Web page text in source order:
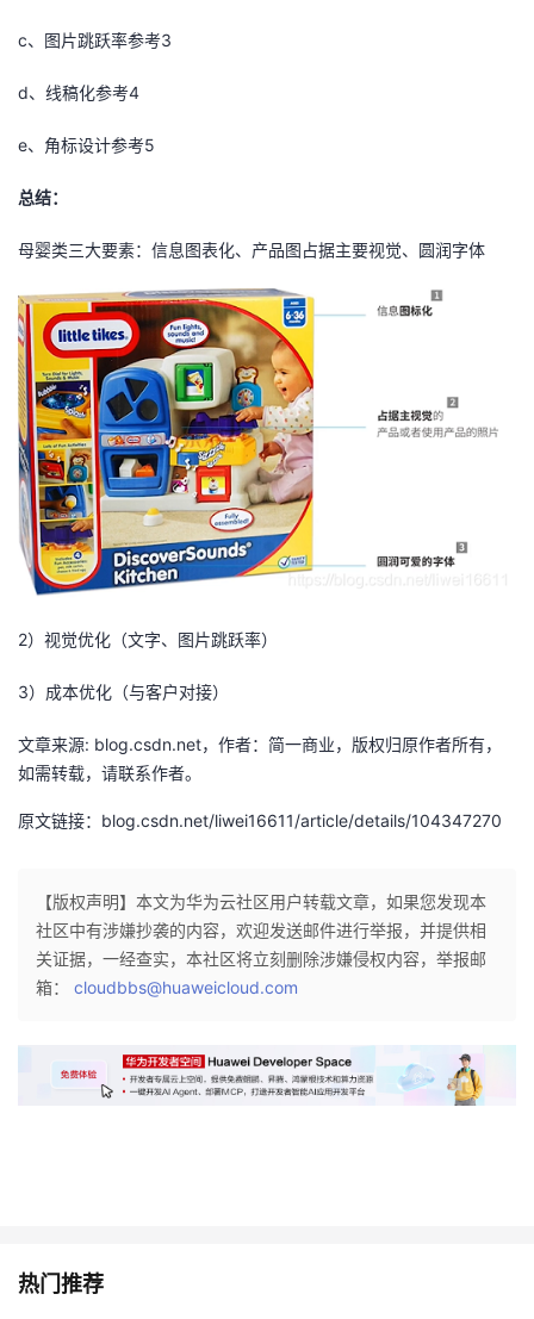
验
收
藏
议
c、图片跳跃率参考3
d、线稿化参考4
e、角标设计参考5
总结：
母婴类三大要素：信息图表化、产品图占据主要视觉、圆润字体
2）视觉优化（文字、图片跳跃率）
3）成本优化（与客户对接）
文章来源: blog.csdn.net，作者：简一商业，版权归原作者所有，
如需转载，请联系作者。
原文链接：blog.csdn.net/liwei16611/article/details/104347270
【版权声明】本文为华为云社区用户转载文章，如果您发现本
社区中有涉嫌抄袭的内容，欢迎发送邮件进行举报，并提供相
关证据，一经查实，本社区将立刻删除涉嫌侵权内容，举报邮
箱： cloudbbs@huaweicloud.com
热门推荐